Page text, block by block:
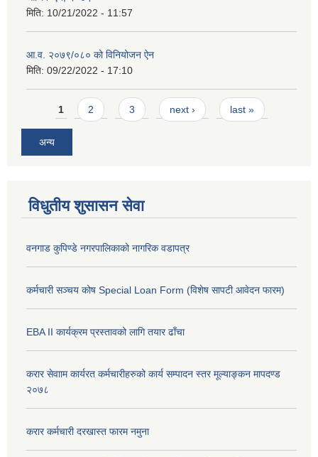
मिति: 10/21/2022 - 11:57
आ.व. २०७९/०८० को विनियोजन ऐन
मिति: 09/22/2022 - 17:10
Pages
1 2 3 next › last »
अन्य
विधुतीय शुसासन सेवा
वनगाड कुपिण्डे नगरपालिकाको नागरिक वडापत्र
कर्मचारी सञ्चय कोष Special Loan Form (विशेष सापटी आवेदन फारम)
EBA II कार्यक्रम प्रस्तावको लागि तयार ढाँचा
करार सेवााम कार्यरत कर्मचारीहरुको कार्य सम्पादन स्तर मूल्याङ्कन मापदण्ड
२०७८
करार कर्मचारी दरखास्त फारम नमुना